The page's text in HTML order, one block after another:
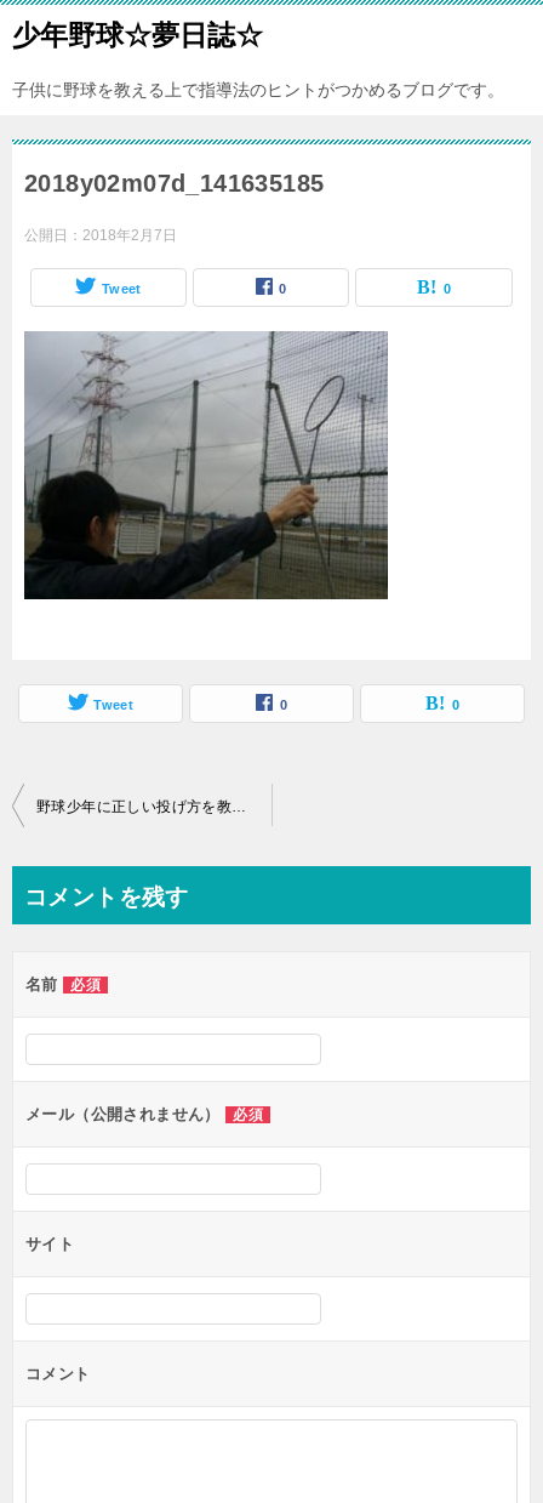
少年野球☆夢日誌☆
子供に野球を教える上で指導法のヒントがつかめるブログです。
2018y02m07d_141635185
公開日： 2018年2月7日
Tweet 0 0
Tweet 0 0
投
ビ
ー
シ
ン
野球少年に正しい投げ方を教える【バドミントンエクササイズ】とは？
コメントを残す
名前 必須
メール（公開されません） 必須
サイト
コメント